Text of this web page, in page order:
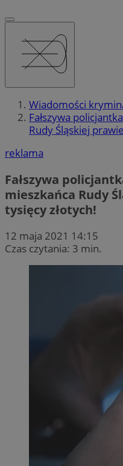
Wiadomości
Fałszywa
Rudy Śląskiej
reklama
Fałszywa
mieszkańca Rudy
tysięcy złotych!
12 maja 2021 14:15
Czas czytania: 3 min.